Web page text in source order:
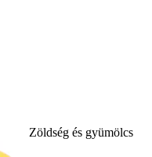
Zöldség és gyümölcs